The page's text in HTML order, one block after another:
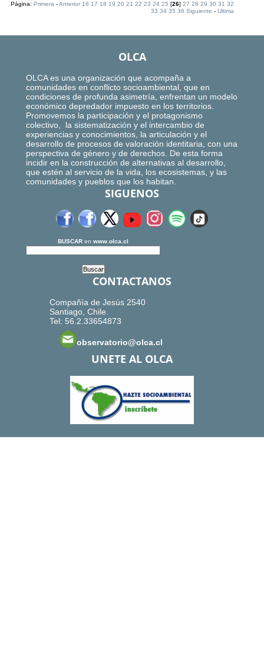
Página:Primera -Anterior 16 17 18 19 20 21 22 23 24 25 [26]27 28 29 30 31 32
33 34 35 36 Siguiente -Ultima
OLCA
OLCA es una organización que acompaña a
comunidades en conflicto socioambiental, que en
condiciones de profunda asimetría, enfrentan un modelo
económico depredador impuesto en los territorios.
Promovemos la participación y el protagonismo
colectivo, la sistematización y el intercambio de
experiencias y conocimientos, la articulación y el
desarrollo de procesos de valoración identitaria, con una
perspectiva de género y de derechos. De esta forma
incidir en la construcción de alternativas al desarrollo,
que estén al servicio de la vida, los ecosistemas, y las
comunidades y pueblos que los habitan.
SIGUENOS
BUSCAR en www.olca.cl
CONTACTANOS
Compañía de Jesús 2540
Santiago, Chile.
Tel: 56.2.33654873
observatorio@olca.cl
UNETE AL OLCA